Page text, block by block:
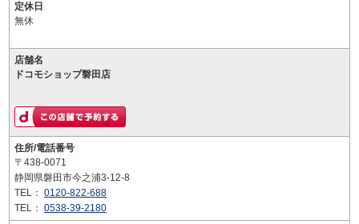
定休日
無休
店舗名
ドコモショップ磐田店
住所/電話番号
〒438-0071
静岡県磐田市今之浦3-12-8
TEL： 0120-822-688
TEL： 0538-39-2180